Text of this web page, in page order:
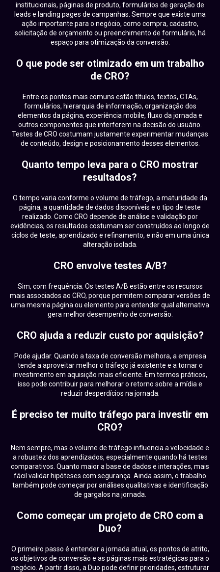
institucionais, páginas de produto, formulários de geração de
leads e landing pages de campanhas. Sempre que existe uma
ação importante para o negócio, como compra, cadastro,
solicitação de orçamento ou preenchimento de formulário, há
espaço para otimização da conversão.
O que pode ser otimizado em um trabalho
de CRO?
Entre os pontos mais comuns estão títulos, textos, CTAs,
formulários, hierarquia de informação, organização dos
elementos da página, experiência mobile, fluxo da jornada e
outros componentes que interferem na decisão do usuário.
Testes de CRO costumam justamente experimentar mudanças
de conteúdo, design e posicionamento desses elementos.
Quanto tempo leva para o CRO mostrar
resultados?
O tempo varia conforme o volume de tráfego, a maturidade da
página, a quantidade de dados disponíveis e o tipo de teste
realizado. Como CRO depende de análise e validação por
evidências, os resultados costumam ser construídos ao longo de
ciclos de teste, aprendizado e refinamento, e não em uma única
alteração isolada.
CRO envolve testes A/B?
Sim, com frequência. Os testes A/B estão entre os recursos
mais associados ao CRO, porque permitem comparar versões de
uma mesma página ou elemento para entender qual alternativa
gera melhor desempenho de conversão.
CRO ajuda a reduzir custo por aquisição?
Pode ajudar. Quando a taxa de conversão melhora, a empresa
tende a aproveitar melhor o tráfego já existente e a tornar o
investimento em aquisição mais eficiente. Em termos práticos,
isso pode contribuir para melhorar o retorno sobre a mídia e
reduzir desperdícios na jornada.
É preciso ter muito tráfego para investir em
CRO?
Nem sempre, mas o volume de tráfego influencia a velocidade e
a robustez dos aprendizados, especialmente quando há testes
comparativos. Quanto maior a base de dados e interações, mais
fácil validar hipóteses com segurança. Ainda assim, o trabalho
também pode começar por análises qualitativas e identificação
de gargalos na jornada.
Como começar um projeto de CRO com a
Duo?
O primeiro passo é entender a jornada atual, os pontos de atrito,
os objetivos de conversão e as páginas mais estratégicas para o
negócio. A partir disso, a Duo pode definir prioridades, estruturar